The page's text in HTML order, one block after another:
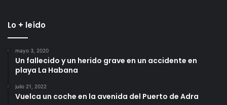
Lo + leído
mayo 3, 2020
Un fallecido y un herido grave en un accidente en
playa La Habana
julio 21, 2022
Vuelca un coche en la avenida del Puerto de Adra